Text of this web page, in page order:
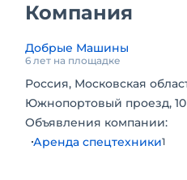
Компания
Добрые Машины
6 лет на площадке
Россия, Московская
Южнопортовый проезд, 10
Объявления компании:
Аренда спецтехники1